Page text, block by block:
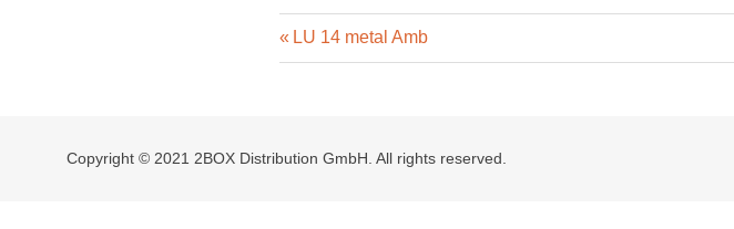
Post
Previous
Post:
LU 14 metal Amb
Copyright © 2021 2BOX Distribution GmbH. All rights reserved.